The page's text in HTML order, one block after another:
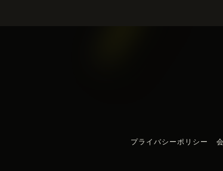
プライバシーポリシー